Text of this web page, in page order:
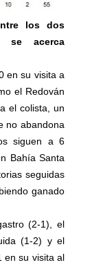
los dos
se acerca
en su visita a
el Redován
el colista, un
no abandona
siguen a 6
Bahía Santa
seguidas
ganado
(2-1), el
(1-2) y el
en su visita al